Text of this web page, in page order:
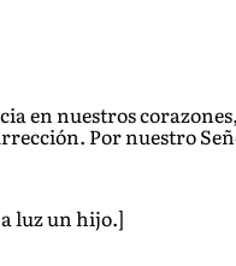
en nuestros
Por nuestro
luz un hijo.]